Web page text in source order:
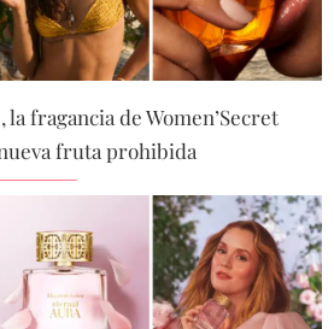
la fragancia de Women’Secret
fruta prohibida